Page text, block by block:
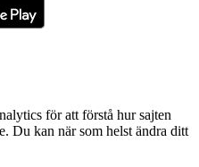
för att förstå hur sajten
Du kan när som helst ändra ditt